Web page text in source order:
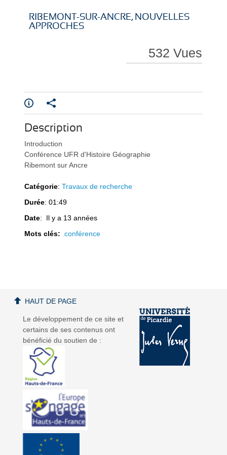
i
e
v
i
e
v
RIBEMONT-SUR-ANCRE, NOUVELLES
APPROCHES
532 Vues
Description
Introduction
Conférence UFR d'Histoire Géographie
Ribemont sur Ancre
Catégorie:Travaux de recherche
Durée: 01:49
Date: Il y a 13 années
Mots clés:conférence
Le développement de ce site et
certains de ses contenus ont
bénéficié du soutien de :
HAUT DE PAGE